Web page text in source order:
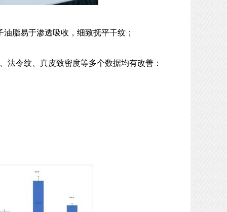
脂易于渗透吸收，细致抚平干纹；
法令纹、真皮致密度等多个数据均有改善：